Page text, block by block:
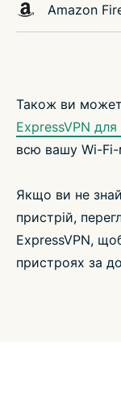
Amazon
Також ви
ExpressVPN для
всю вашу Wi-
Якщо ви не
пристрій,
ExpressVPN,
пристроях за